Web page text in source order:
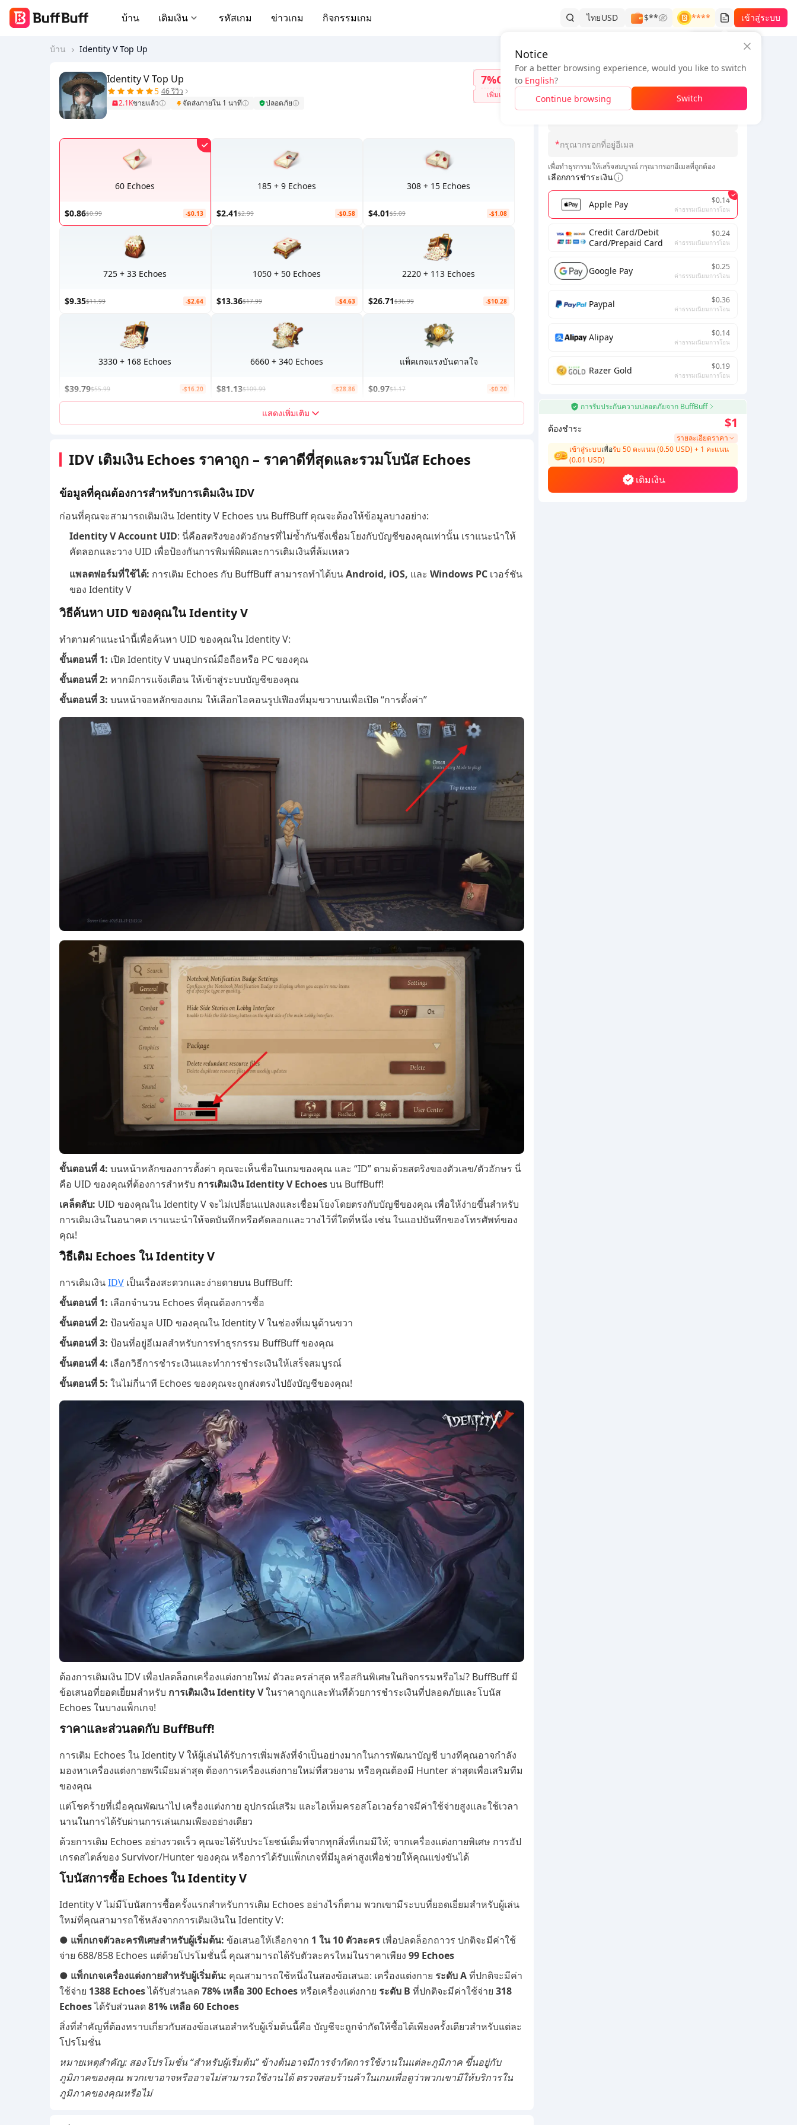
บ้าน เติมเงิน รหัสเกม ข่าวเกม กิจกรรมเกม ไทยUSD $**
****
เข้าสู่ระบบ
บ้าน Identity V Top Up
ข้อมูลคำสั่งซื้อ
*
*
เพื่อทำธุรกรรมให้เสร็จสมบูรณ์ กรุณากรอกอีเมลที่ถูกต้อง
เลือกการชำระเงิน
Apple Pay $0.14
ค่าธรรมเนียมการโอน
Credit Card/Debit
Card/Prepaid Card
$0.24
ค่าธรรมเนียมการโอน
Google Pay $0.25
ค่าธรรมเนียมการโอน
Paypal $0.36
ค่าธรรมเนียมการโอน
Alipay $0.14
ค่าธรรมเนียมการโอน
Razer Gold $0.19
ค่าธรรมเนียมการโอน
การรับประกันความปลอดภัยจาก BuffBuff
ต้องชำระ
รายละเอียดราคา
$1
เข้าสู่ระบบเพื่อรับ 50 คะแนน (0.50 USD)+ 1 คะแนน
(0.01 USD)
เติมเงิน
Identity V Top Up
5 46 รีวิว
2.1Kขายแล้ว จัดส่งภายใน 1 นาที ปลอดภัย
7%OFF
เพิ่มเติม
60 Echoes
$0.86$0.99 -$0.13
185 + 9 Echoes
$2.41$2.99 -$0.58
308 + 15 Echoes
$4.01$5.09 -$1.08
725 + 33 Echoes
$9.35$11.99 -$2.64
1050 + 50 Echoes
$13.36$17.99 -$4.63
2220 + 113 Echoes
$26.71$36.99 -$10.28
3330 + 168 Echoes
$39.79$55.99 -$16.20
6660 + 340 Echoes
$81.13$109.99 -$28.86
แพ็คเกจแรงบันดาลใจ
$0.97$1.17 -$0.20
แสดงเพิ่มเติม
IDV เติมเงิน Echoes ราคาถูก – ราคาดีที่สุดและรวมโบนัส Echoes
ข้อมูลที่คุณต้องการสำหรับการเติมเงิน IDV
ก่อนที่คุณจะสามารถเติมเงิน Identity V Echoes บน BuffBuff คุณจะต้องให้ข้อมูลบางอย่าง:
Identity V Account UID: นี่คือสตริงของตัวอักษรที่ไม่ซ้ำกันซึ่งเชื่อมโยงกับบัญชีของคุณเท่านั้น เราแนะนำให้
คัดลอกและวาง UID เพื่อป้องกันการพิมพ์ผิดและการเติมเงินที่ล้มเหลว
แพลตฟอร์มที่ใช้ได้: การเติม Echoes กับ BuffBuff สามารถทำได้บนAndroid, iOS, และ Windows PC เวอร์ชัน
ของ Identity V
วิธีค้นหา UID ของคุณใน Identity V
ทำตามคำแนะนำนี้เพื่อค้นหา UID ของคุณใน Identity V:
ขั้นตอนที่ 1: เปิด Identity V บนอุปกรณ์มือถือหรือ PC ของคุณ
ขั้นตอนที่ 2: หากมีการแจ้งเตือน ให้เข้าสู่ระบบบัญชีของคุณ
ขั้นตอนที่ 3: บนหน้าจอหลักของเกม ให้เลือกไอคอนรูปเฟืองที่มุมขวาบนเพื่อเปิด “การตั้งค่า”
ขั้นตอนที่ 4: บนหน้าหลักของการตั้งค่า คุณจะเห็นชื่อในเกมของคุณ และ “ID” ตามด้วยสตริงของตัวเลข/ตัวอักษร นี่
คือ UID ของคุณที่ต้องการสำหรับ การเติมเงิน Identity V Echoesบน BuffBuff!
เคล็ดลับ: UID ของคุณใน Identity V จะไม่เปลี่ยนแปลงและเชื่อมโยงโดยตรงกับบัญชีของคุณ เพื่อให้ง่ายขึ้นสำหรับ
การเติมเงินในอนาคต เราแนะนำให้จดบันทึกหรือคัดลอกและวางไว้ที่ใดที่หนึ่ง เช่น ในแอปบันทึกของโทรศัพท์ของ
คุณ!
วิธีเติม Echoes ใน Identity V
การเติมเงินIDV เป็นเรื่องสะดวกและง่ายดายบน BuffBuff:
ขั้นตอนที่ 1: เลือกจำนวน Echoes ที่คุณต้องการซื้อ
ขั้นตอนที่ 2: ป้อนข้อมูล UID ของคุณใน Identity V ในช่องที่เมนูด้านขวา
ขั้นตอนที่ 3: ป้อนที่อยู่อีเมลสำหรับการทำธุรกรรม BuffBuff ของคุณ
ขั้นตอนที่ 4: เลือกวิธีการชำระเงินและทำการชำระเงินให้เสร็จสมบูรณ์
ขั้นตอนที่ 5: ในไม่กี่นาที Echoes ของคุณจะถูกส่งตรงไปยังบัญชีของคุณ!
ต้องการเติมเงิน IDV เพื่อปลดล็อกเครื่องแต่งกายใหม่ ตัวละครล่าสุด หรือสกินพิเศษในกิจกรรมหรือไม่? BuffBuff มี
ข้อเสนอที่ยอดเยี่ยมสำหรับ การเติมเงิน Identity Vในราคาถูกและทันทีด้วยการชำระเงินที่ปลอดภัยและโบนัส
Echoes ในบางแพ็กเกจ!
ราคาและส่วนลดกับ BuffBuff!
การเติม Echoes ใน Identity V ให้ผู้เล่นได้รับการเพิ่มพลังที่จำเป็นอย่างมากในการพัฒนาบัญชี บางทีคุณอาจกำลัง
มองหาเครื่องแต่งกายพรีเมียมล่าสุด ต้องการเครื่องแต่งกายใหม่ที่สวยงาม หรือคุณต้องมี Hunter ล่าสุดเพื่อเสริมทีม
ของคุณ
แต่โชคร้ายที่เมื่อคุณพัฒนาไป เครื่องแต่งกาย อุปกรณ์เสริม และไอเท็มครอสโอเวอร์อาจมีค่าใช้จ่ายสูงและใช้เวลา
นานในการได้รับผ่านการเล่นเกมเพียงอย่างเดียว
ด้วยการเติม Echoes อย่างรวดเร็ว คุณจะได้รับประโยชน์เต็มที่จากทุกสิ่งที่เกมมีให้; จากเครื่องแต่งกายพิเศษ การอัป
เกรดสไตล์ของ Survivor/Hunter ของคุณ หรือการได้รับแพ็กเกจที่มีมูลค่าสูงเพื่อช่วยให้คุณแข่งขันได้
โบนัสการซื้อ Echoes ใน Identity V
Identity V ไม่มีโบนัสการซื้อครั้งแรกสำหรับการเติม Echoes อย่างไรก็ตาม พวกเขามีระบบที่ยอดเยี่ยมสำหรับผู้เล่น
ใหม่ที่คุณสามารถใช้หลังจากการเติมเงินใน Identity V:
● แพ็กเกจตัวละครพิเศษสำหรับผู้เริ่มต้น: ข้อเสนอให้เลือกจาก 1 ใน 10 ตัวละคร เพื่อปลดล็อกถาวร ปกติจะมีค่าใช้
จ่าย 688/858 Echoes แต่ด้วยโปรโมชั่นนี้ คุณสามารถได้รับตัวละครใหม่ในราคาเพียง 99 Echoes
● แพ็กเกจเครื่องแต่งกายสำหรับผู้เริ่มต้น: คุณสามารถใช้หนึ่งในสองข้อเสนอ: เครื่องแต่งกาย ระดับ Aที่ปกติจะมีค่า
ใช้จ่าย 1388 Echoesได้รับส่วนลด78% เหลือ 300 Echoesหรือเครื่องแต่งกาย ระดับ B ที่ปกติจะมีค่าใช้จ่าย 318
Echoesได้รับส่วนลด81% เหลือ 60 Echoes
สิ่งที่สำคัญที่ต้องทราบเกี่ยวกับสองข้อเสนอสำหรับผู้เริ่มต้นนี้คือ บัญชีจะถูกจำกัดให้ซื้อได้เพียงครั้งเดียวสำหรับแต่ละ
โปรโมชั่น
หมายเหตุสำคัญ: สองโปรโมชั่น “สำหรับผู้เริ่มต้น” ข้างต้นอาจมีการจำกัดการใช้งานในแต่ละภูมิภาค ขึ้นอยู่กับ
ภูมิภาคของคุณ พวกเขาอาจหรืออาจไม่สามารถใช้งานได้ ตรวจสอบร้านค้าในเกมเพื่อดูว่าพวกเขามีให้บริการใน
ภูมิภาคของคุณหรือไม่
Notice
For a better browsing experience, would you like to switch
to English?
Continue browsing
Switch